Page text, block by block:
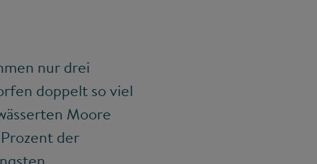
nur drei
doppelt so viel
Moore
der